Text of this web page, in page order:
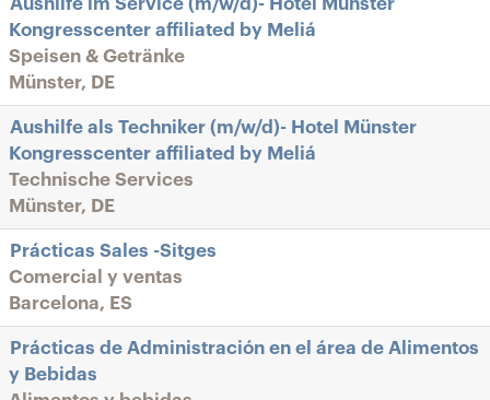
Aushilfe im Service (m/w/d)- Hotel Münster
Kongresscenter affiliated by Meliá
Speisen & Getränke
Münster, DE
Aushilfe als Techniker (m/w/d)- Hotel Münster
Kongresscenter affiliated by Meliá
Technische Services
Münster, DE
Prácticas Sales -Sitges
Comercial y ventas
Barcelona, ES
Prácticas de Administración en el área de Alimentos
y Bebidas